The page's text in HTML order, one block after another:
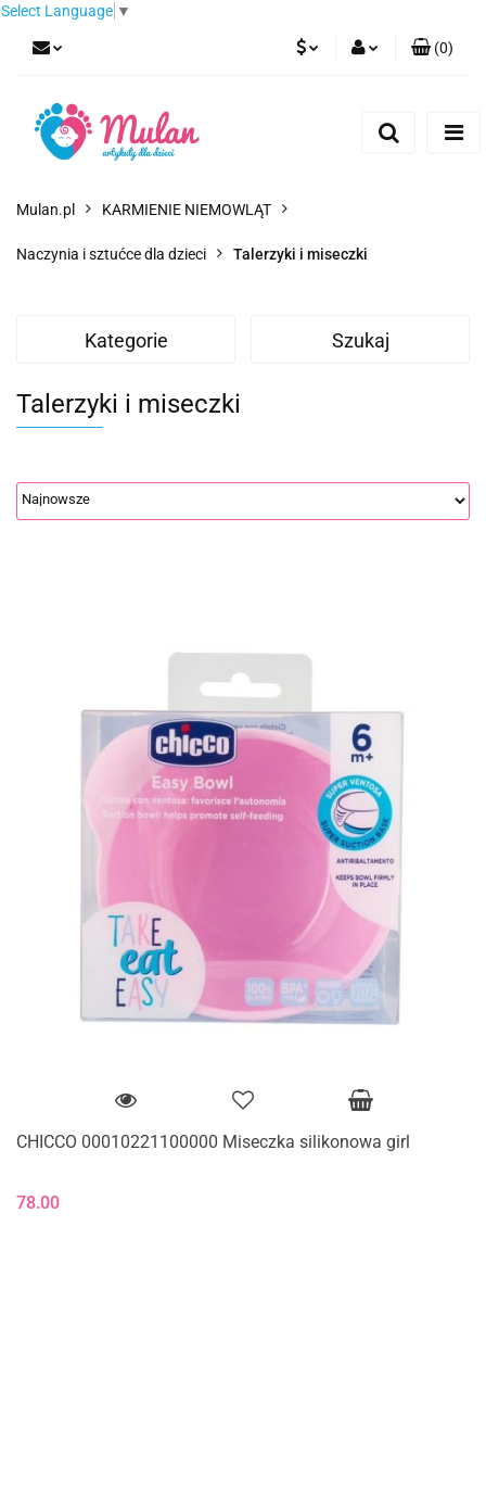
Select Language ▼
(0)
Mulan.pl KARMIENIE NIEMOWLĄT
Naczynia i sztućce dla dzieci Talerzyki i miseczki
Kategorie Szukaj
Talerzyki i miseczki
CHICCO 00010221100000 Miseczka silikonowa girl
78.00